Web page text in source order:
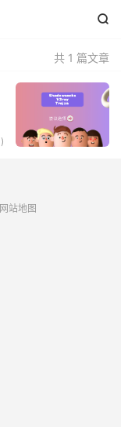

共 1 篇文章
)
网站地图